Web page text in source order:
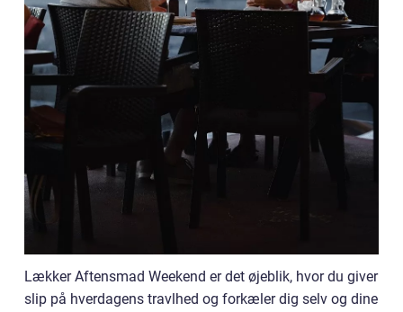
Lækker Aftensmad Weekend er det øjeblik, hvor du giver
slip på hverdagens travlhed og forkæler dig selv og dine